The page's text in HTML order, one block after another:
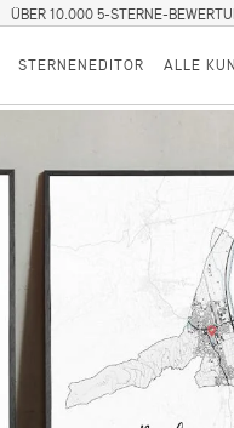
ÜBER 10.000 5-STERNE-
STERNENEDITOR ALLE